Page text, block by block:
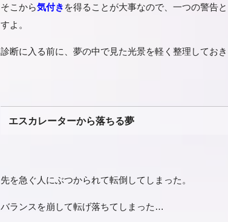
そこから気付き を得ることが大事なので、一つの警告
すよ。
診断に入る前に、夢の中で見た光景を軽く整理しておき
エスカレーターから落ちる夢
先を急ぐ人にぶつかられて転倒してしまった。
バランスを崩して転げ落ちてしまった…